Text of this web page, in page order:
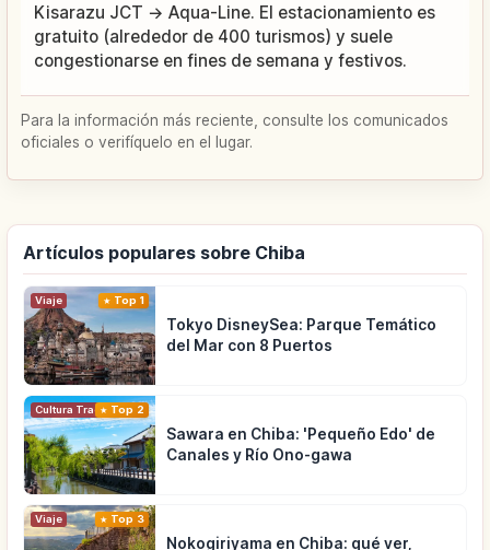
Kisarazu JCT → Aqua-Line. El estacionamiento es
gratuito (alrededor de 400 turismos) y suele
congestionarse en fines de semana y festivos.
Para la información más reciente, consulte los comunicados
oficiales o verifíquelo en el lugar.
Artículos populares sobre Chiba
Viaje Top 1
Tokyo DisneySea: Parque Temático
del Mar con 8 Puertos
Cultura Tradicional
Top 2
Sawara en Chiba: 'Pequeño Edo' de
Canales y Río Ono-gawa
Viaje Top 3
Nokogiriyama en Chiba: qué ver,